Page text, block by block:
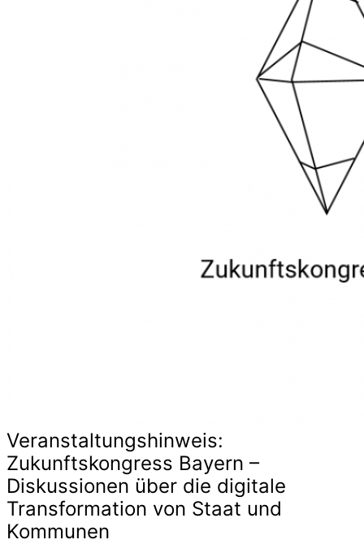
Veranstaltungshinweis:
Zukunftskongress Bayern –
Diskussionen über die digitale
Transformation von Staat und
Kommunen